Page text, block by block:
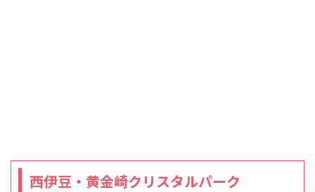
西伊豆・黄金崎クリスタルパーク